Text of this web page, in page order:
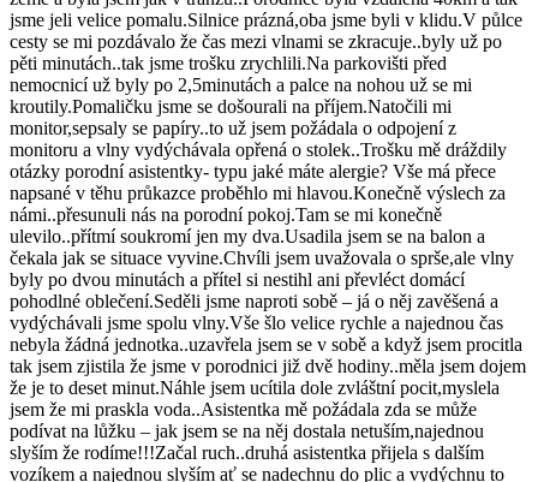
jsme jeli velice pomalu.Silnice prázná,oba jsme byli v klidu.V půlce
cesty se mi pozdávalo že čas mezi vlnami se zkracuje..byly už po
pěti minutách..tak jsme trošku zrychlili.Na parkovišti před
nemocnicí už byly po 2,5minutách a palce na nohou už se mi
kroutily.Pomaličku jsme se došourali na příjem.Natočili mi
monitor,sepsaly se papíry..to už jsem požádala o odpojení z
monitoru a vlny vydýchávala opřená o stolek..Trošku mě dráždily
otázky porodní asistentky- typu jaké máte alergie? Vše má přece
napsané v těhu průkazce proběhlo mi hlavou.Konečně výslech za
námi..přesunuli nás na porodní pokoj.Tam se mi konečně
ulevilo..přítmí soukromí jen my dva.Usadila jsem se na balon a
čekala jak se situace vyvine.Chvíli jsem uvažovala o sprše,ale vlny
byly po dvou minutách a přítel si nestihl ani převléct domácí
pohodlné oblečení.Seděli jsme naproti sobě – já o něj zavěšená a
vydýchávali jsme spolu vlny.Vše šlo velice rychle a najednou čas
nebyla žádná jednotka..uzavřela jsem se v sobě a když jsem procitla
tak jsem zjistila že jsme v porodnici již dvě hodiny..měla jsem dojem
že je to deset minut.Náhle jsem ucítila dole zvláštní pocit,myslela
jsem že mi praskla voda..Asistentka mě požádala zda se může
podívat na lůžku – jak jsem se na něj dostala netuším,najednou
slyším že rodíme!!!Začal ruch..druhá asistentka přijela s dalším
vozíkem a najednou slyším ať se nadechnu do plic a vydýchnu to